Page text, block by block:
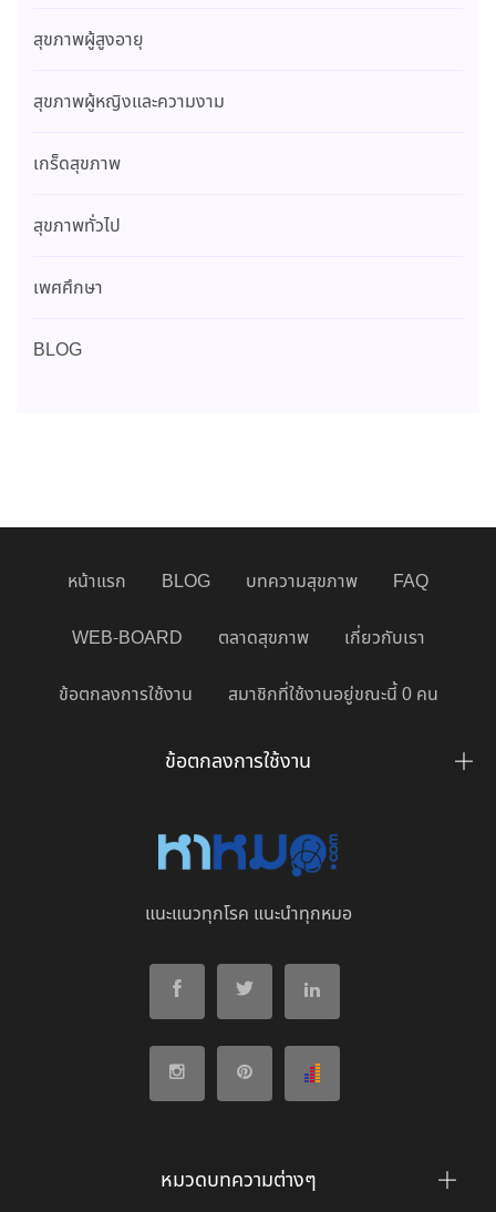
สุขภาพผู้สูงอายุ
สุขภาพผู้หญิงและความงาม
เกร็ดสุขภาพ
สุขภาพทั่วไป
เพศศึกษา
BLOG
หน้าแรก BLOG บทความสุขภาพ FAQ
WEB-BOARD ตลาดสุขภาพ เกี่ยวกับเรา
ข้อตกลงการใช้งาน สมาชิกที่ใช้งานอยู่ขณะนี้ 0 คน
ข้อตกลงการใช้งาน
แนะแนวทุกโรค แนะนำทุกหมอ
หมวดบทความต่างๆ